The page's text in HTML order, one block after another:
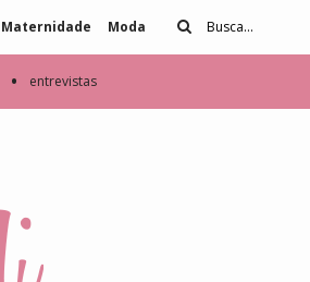
Maternidade Moda
• entrevistas